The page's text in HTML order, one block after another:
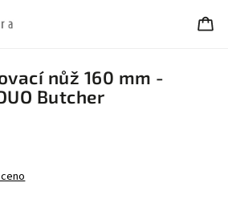
nůž 160 mm -
Butcher